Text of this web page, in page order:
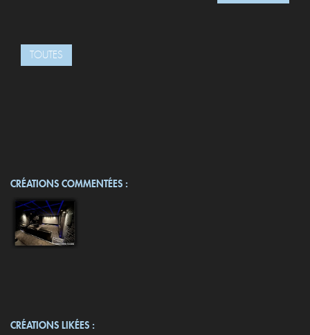
TOUTES
CRÉATIONS COMMENTÉES :
CRÉATIONS LIKÉES :